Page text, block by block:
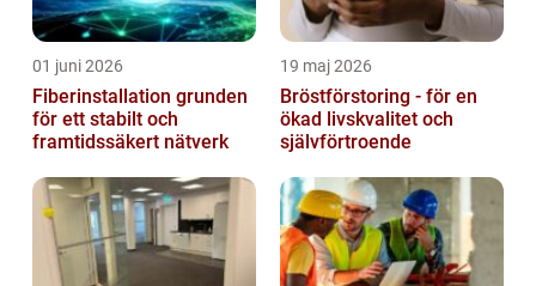
01 juni 2026
Fiberinstallation grunden
för ett stabilt och
framtidssäkert nätverk
19 maj 2026
Bröstförstoring - för en
ökad livskvalitet och
självförtroende